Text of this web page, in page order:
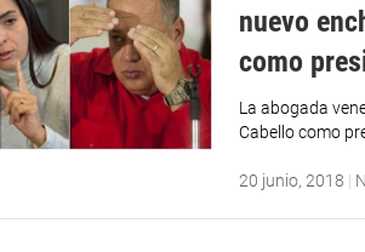
nuevo
como
La abogada
Cabello como
20 junio, 2018 |